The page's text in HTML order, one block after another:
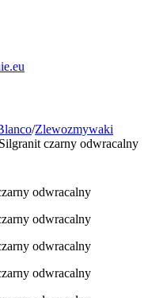
/Zlewozmywaki
czarny odwracalny